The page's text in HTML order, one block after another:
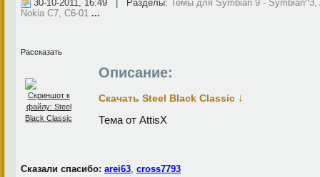
30-10-2011, 16:49 | Разделы: Темы для Symbian 9 - Symbian^3,
Nokia C7, C6-01 ...
Рассказать
Описание:
Скачать Steel Black Classic ↓
Тема от AttisX
Сказали спасибо: arei63, cross7793